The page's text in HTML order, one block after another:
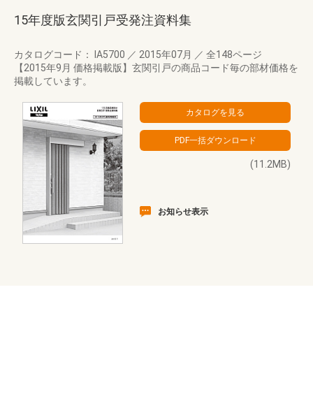
15年度版玄関引戸受発注資料集
カタログコード： IA5700 ／ 2015年07月 ／ 全148ページ
【2015年9月 価格掲載版】玄関引戸の商品コード毎の部材価格を
掲載しています。
(11.2MB)
お知らせ表示